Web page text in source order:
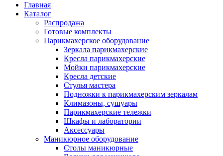
Главная
Каталог
Распродажа
Готовые комплекты
Парикмахерское оборудование
Зеркала парикмахерские
Кресла парикмахерские
Мойки парикмахерские
Кресла детские
Стулья мастера
Подножки к парикмахерским зеркалам
Климазоны, сушуары
Парикмахерские тележки
Шкафы и лаборатории
Аксессуары
Маникюрное оборудование
Столы маникюрные